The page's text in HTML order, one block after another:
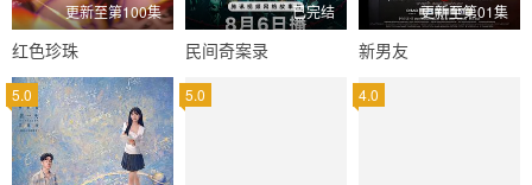
更新至第100集
红色珍珠
已完结
民间奇案录
更新至第01集
新男友
5.0 5.0 4.0